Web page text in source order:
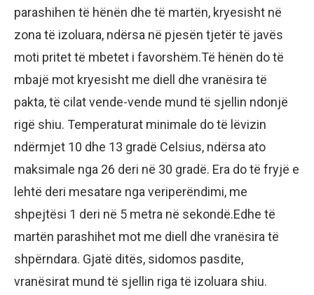
parashihen të hënën dhe të martën, kryesisht në
zona të izoluara, ndërsa në pjesën tjetër të javës
moti pritet të mbetet i favorshëm.Të hënën do të
mbajë mot kryesisht me diell dhe vranësira të
pakta, të cilat vende-vende mund të sjellin ndonjë
rigë shiu. Temperaturat minimale do të lëvizin
ndërmjet 10 dhe 13 gradë Celsius, ndërsa ato
maksimale nga 26 deri në 30 gradë. Era do të fryjë e
lehtë deri mesatare nga veriperëndimi, me
shpejtësi 1 deri në 5 metra në sekondë.Edhe të
martën parashihet mot me diell dhe vranësira të
shpërndara. Gjatë ditës, sidomos pasdite,
vranësirat mund të sjellin riga të izoluara shiu.